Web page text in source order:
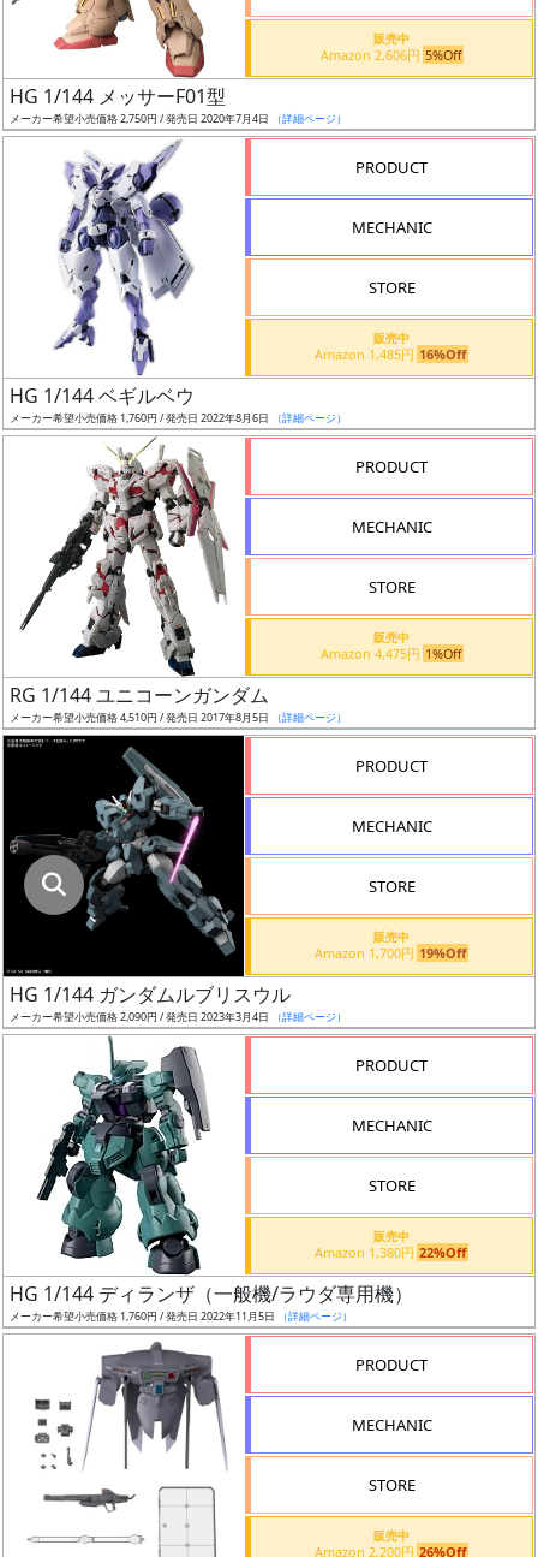
割
引
舗
最
安
値
表
示
ク
ス
ア
ー
タ
ー
販売中
Amazon 2,606円 5%Off
HG 1/144 メッサーF01型
メーカー希望小売価格 2,750円 / 発売日 2020年7月4日 （詳細ページ）
PRODUCT
MECHANIC
STORE
販売中
Amazon 1,485円 16%Off
HG 1/144 ベギルベウ
メーカー希望小売価格 1,760円 / 発売日 2022年8月6日 （詳細ページ）
PRODUCT
MECHANIC
STORE
販売中
Amazon 4,475円 1%Off
RG 1/144 ユニコーンガンダム
メーカー希望小売価格 4,510円 / 発売日 2017年8月5日 （詳細ページ）
PRODUCT
MECHANIC
STORE
販売中
Amazon 1,700円 19%Off
HG 1/144 ガンダムルブリスウル
メーカー希望小売価格 2,090円 / 発売日 2023年3月4日 （詳細ページ）
PRODUCT
MECHANIC
STORE
販売中
Amazon 1,380円 22%Off
HG 1/144 ディランザ（一般機/ラウダ専用機）
メーカー希望小売価格 1,760円 / 発売日 2022年11月5日 （詳細ページ）
PRODUCT
MECHANIC
STORE
販売中
Amazon 2,200円 26%Off